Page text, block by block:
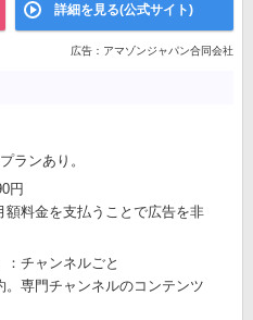
詳細を見る(公式サイト)
広告：アマゾンジャパン合同会社
ランあり。
円
料金を支払うことで広告を非
：チャンネルごと
専門チャンネルのコンテンツ